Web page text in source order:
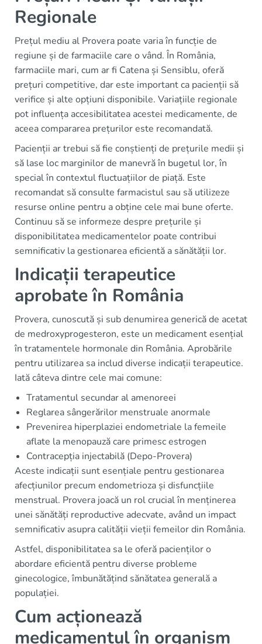
Regionale
Prețul mediu al Provera poate varia în funcție de
regiune și de farmaciile care o vând. În România,
farmaciile mari, cum ar fi Catena și Sensiblu, oferă
prețuri competitive, dar este important ca pacienții să
verifice și alte opțiuni disponibile. Variațiile regionale
pot influența accesibilitatea acestei medicamente, de
aceea compararea prețurilor este recomandată.
Pacienții ar trebui să fie conștienți de prețurile medii și
să lase loc marginilor de manevră în bugetul lor, în
special în contextul fluctuațiilor de piață. Este
recomandat să consulte farmacistul sau să utilizeze
resurse online pentru a obține cele mai bune oferte.
Continuu să se informeze despre prețurile și
disponibilitatea medicamentelor poate contribui
semnificativ la gestionarea eficientă a sănătății lor.
Indicații terapeutice
aprobate în România
Provera, cunoscută și sub denumirea generică de acetat
de medroxyprogesteron, este un medicament esențial
în tratamentele hormonale din România. Aprobările
pentru utilizarea sa includ diverse indicații terapeutice.
Iată câteva dintre cele mai comune:
Tratamentul secundar al amenoreei
Reglarea sângerărilor menstruale anormale
Prevenirea hiperplaziei endometriale la femeile
aflate la menopauză care primesc estrogen
Contracepția injectabilă (Depo-Provera)
Aceste indicații sunt esențiale pentru gestionarea
afecțiunilor precum endometrioza și disfuncțiile
menstrual. Provera joacă un rol crucial în menținerea
unei sănătăți reproductive adecvate, având un impact
semnificativ asupra calității vieții femeilor din România.
Astfel, disponibilitatea sa le oferă pacienților o
abordare eficientă pentru diverse probleme
ginecologice, îmbunătățind sănătatea generală a
populației.
Cum acționează
medicamentul în organism